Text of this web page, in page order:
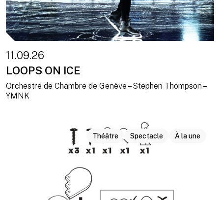
11.09.26
LOOPS ON ICE
Orchestre de Chambre de Genève – Stephen Thompson –
YMNK
Théâtre Spectacle À la une